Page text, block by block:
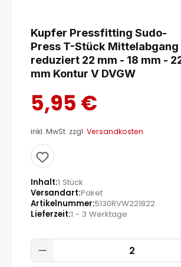
Kupfer Pressfitting Sudo-
Press T-Stück Mittelabgang
reduziert 22 mm - 18 mm -
mm Kontur V DVGW
5,95 €
inkl. MwSt. zzgl. Versandkosten
Inhalt 1 Stück
Versandart Paket
Artikelnummer 5130RVW221822
Lieferzeit 1 - 3 Werktage
Produkt Anzahl: Gib